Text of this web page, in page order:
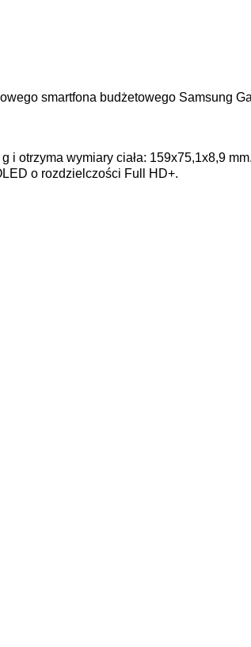
smartfona budżetowego Samsung
i otrzyma wymiary ciała: 159x75,1x8,9
o rozdzielczości Full HD+.